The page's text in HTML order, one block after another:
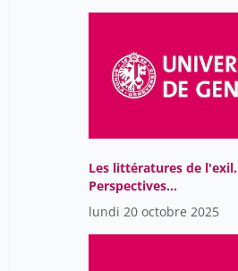
Les littératures de l'exil.
Perspectives
comparatistes
lundi 20 octobre 2025